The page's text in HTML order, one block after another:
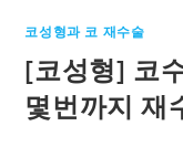
코성형과 코 재수술
[코성형] 코
몇번까지 재